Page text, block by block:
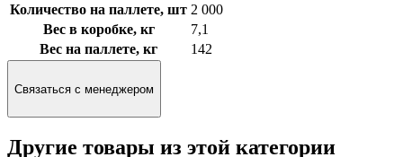
Количество на паллете, шт 2 000
Вес в коробке, кг
7,1
Вес на паллете, кг
142
Связаться с менеджером
Другие товары из этой категории